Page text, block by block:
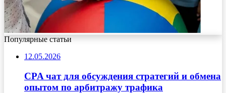
Популярные статьи
12.05.2026
CPA чат для обсуждения стратегий и обмена
опытом по арбитражу трафика